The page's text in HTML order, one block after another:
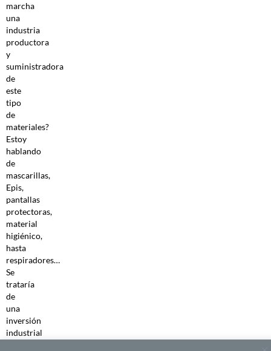
marcha
una
industria
productora
y
suministradora
de
este
tipo
de
materiales?
Estoy
hablando
de
mascarillas,
Epis,
pantallas
protectoras,
material
higiénico,
hasta
respiradores…
Se
trataría
de
una
inversión
industrial